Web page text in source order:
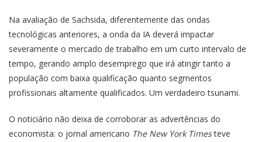
Na avaliação de Sachsida, diferentemente das ondas
tecnológicas anteriores, a onda da IA deverá impactar
severamente o mercado de trabalho em um curto intervalo de
tempo, gerando amplo desemprego que irá atingir tanto a
população com baixa qualificação quanto segmentos
profissionais altamente qualificados. Um verdadeiro tsunami.
O noticiário não deixa de corroborar as advertências do
economista: o jornal americano The New York Timesteve